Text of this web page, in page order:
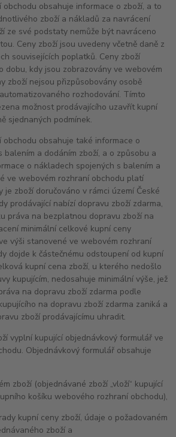
obsahuje informace o zboží, a to
zboží a nákladů za navrácení
ze své podstaty nemůže být navráceno
Ceny zboží jsou uvedeny včetně daně z
souvisejících poplatků. Ceny zboží
dobu, kdy jsou zobrazovány ve webovém
zboží nejsou přizpůsobovány osobě
rozhodování. Tímto
možnost prodávajícího uzavřít kupní
sjednaných podmínek.
obsahuje také informace o
balením a dodáním zboží, a o způsobu a
o nákladech spojených s balením a
ve webovém rozhraní obchodu platí
je zboží doručováno v rámci území České
prodávající nabízí dopravu zboží zdarma,
práva na bezplatnou dopravu zboží na
minimální celkové kupní ceny
výši stanovené ve webovém rozhraní
dojde k částečnému odstoupení od kupní
kupní cena zboží, u kterého nedošlo
kupujícím, nedosahuje minimální výše, jež
na dopravu zboží zdarma podle
na dopravu zboží zdarma zaniká a
zboží prodávajícímu uhradit.
vyplní kupující objednávkový formulář ve
Objednávkový formulář obsahuje
zboží (objednávané zboží „vloží“ kupující
košíku webového rozhraní obchodu),
kupní ceny zboží, údaje o požadovaném
zboží a